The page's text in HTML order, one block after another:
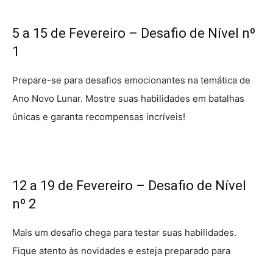
5 a 15 de Fevereiro – Desafio de Nível nº
1
Prepare-se para desafios emocionantes na temática de
Ano Novo Lunar. Mostre suas habilidades em batalhas
únicas e garanta recompensas incríveis!
12 a 19 de Fevereiro – Desafio de Nível
nº 2
Mais um desafio chega para testar suas habilidades.
Fique atento às novidades e esteja preparado para